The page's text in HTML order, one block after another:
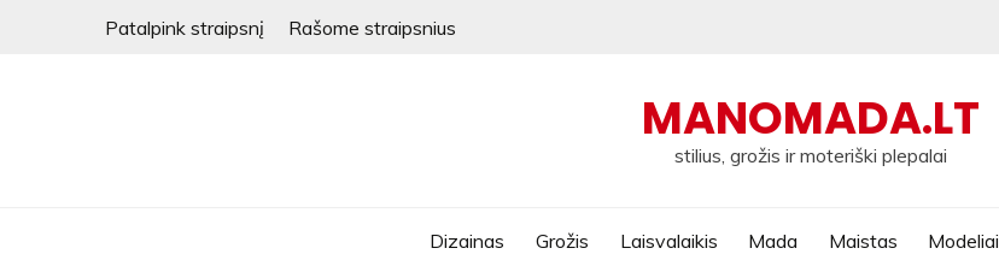
Patalpink straipsnį Rašome straipsnius
MANOMADA.LT
stilius, grožis ir moteriški plepalai
Dizainas Grožis Laisvalaikis Mada Maistas Modeliai